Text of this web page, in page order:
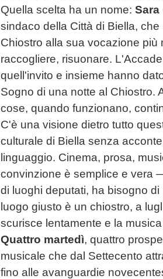
Quella scelta ha un nome: Sara
sindaco della Città di Biella,
Chiostro alla sua vocazione
raccogliere, risuonare.
quell'invito e insieme hanno
Sogno di una notte al Chiostro.
cose, quando funzionano,
C'è una visione dietro tutto
culturale di Biella senza
linguaggio. Cinema, prosa,
convinzione è semplice e vera
di luoghi deputati, ha bisogno
luogo giusto è un chiostro, a
scurisce lentamente e la
Quattro martedì, quattro
musicale che dal Settecento
fino alle avanguardie